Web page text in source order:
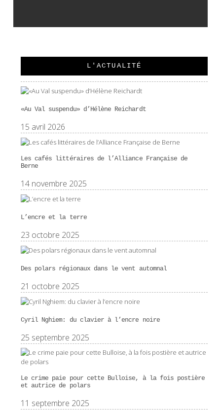
L'ACTUALITÉ
«Au Val suspendu» d’Hélène Reichardt
15 avril 2026
Les cafés littéraires de l’Alliance Française de
Berne
14 novembre 2025
L’encre et la terre
23 octobre 2025
Des polars régionaux dans le vent automnal
21 octobre 2025
Cyril Nghiem: du clavier à l’encre noire
25 septembre 2025
Le crime paie pour cette Bulloise, à la fois postière
et autrice de polars
11 septembre 2025